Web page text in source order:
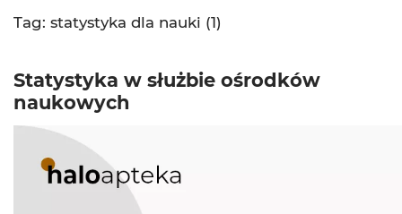
Tag: statystyka dla nauki (1)
Statystyka w służbie ośrodków
naukowych